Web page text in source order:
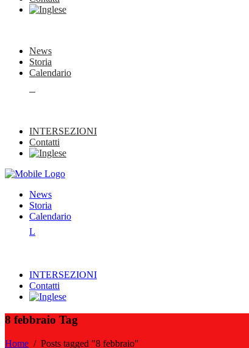
News
Storia
Calendario
INTERSEZIONI
Contatti
News
Storia
Calendario
L
INTERSEZIONI
Contatti
8 febbraio Tag
Home / Posts tagged "8 febbraio"